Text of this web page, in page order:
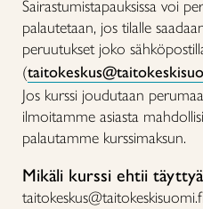
Sairastumistapauksissa voi
palautetaan, jos tilalle
peruutukset joko
(
Jos kurssi joudutaan
ilmoitamme asiasta
palautamme kurssimaksun.
Mikäli kurssi ehtii
taitokeskus@taitokeskisuomi.fi